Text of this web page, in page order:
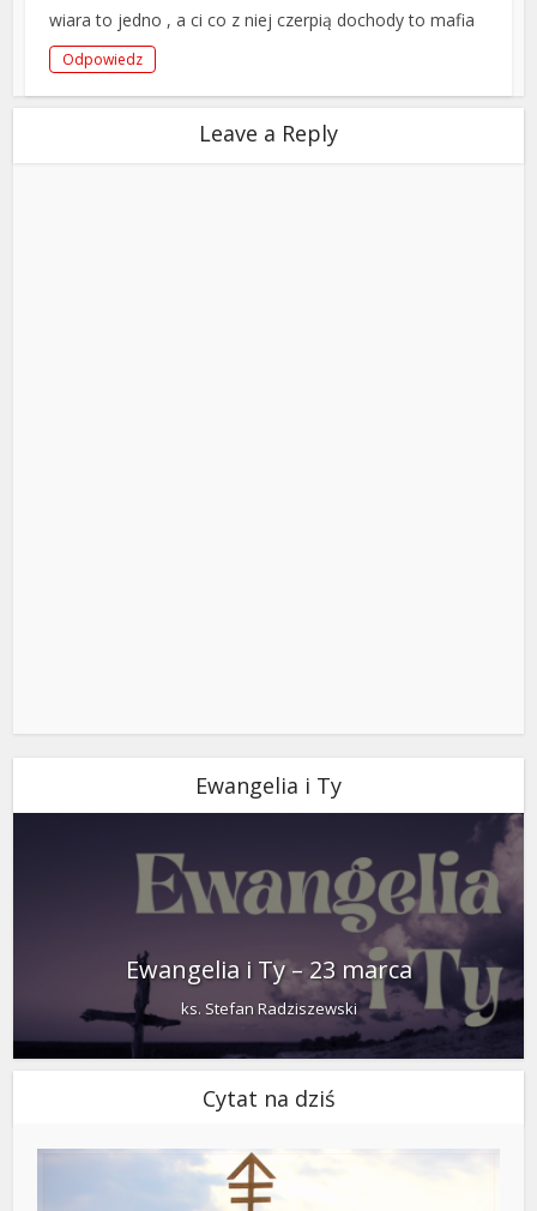
wiara to jedno , a ci co z niej czerpią dochody to mafia
Odpowiedz
Leave a Reply
Ewangelia i Ty
Ewangelia i Ty – 23 marca
ks. Stefan Radziszewski
Cytat na dziś